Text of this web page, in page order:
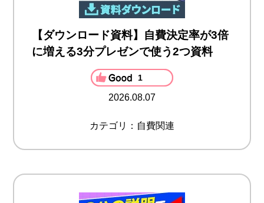
【ダウンロード資料】自費決定率が3倍
に増える3分プレゼンで使う2つ資料
1
2026.08.07
カテゴリ：自費関連